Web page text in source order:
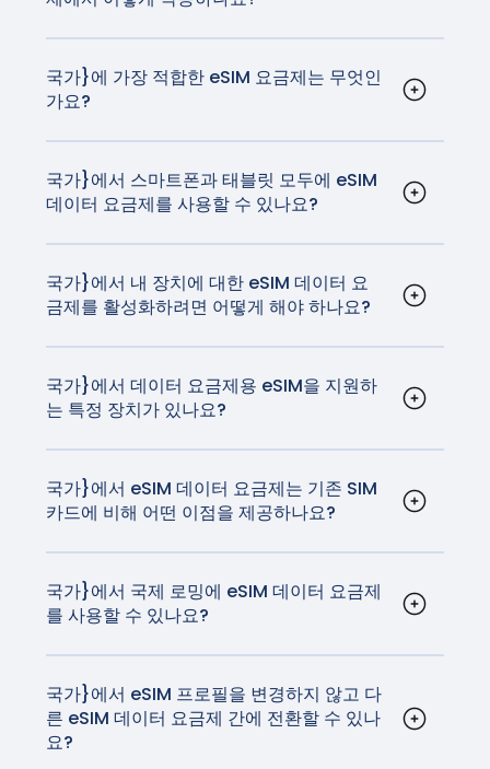
iPad Air 11인치(M2) Wi-Fi + 셀룰러*
iPad Air(3~5세대) Wi-Fi + 셀룰러
iPad mini(5세대 및 6세대) Wi-Fi + 셀룰러
* iPad Pro(M4) Wi-Fi + 셀룰러 및 iPad Air(M2) Wi-Fi +
셀룰러 모델은 eSIM으로 활성화되며 실제 SIM 카드가 없습
5
참고: 배송 국가에 따라 위에 나열된 단말기라도 eSIM이 지
원되지 않을 수 있습니다. 사용 중인 디바이스가 해당 지역에
서 이 기능을 지원하는지 제조업체에 문의하세요.
동통신사(Sprint 및 Google Fi 제외)에서 구입한 Pixel 3는
eSIM과 함께 작동하지 않습니다.
과 호환되지 않습니다.
일 데이터 요금제를 활성화할 수 있습니다. 국가}에
서는 다양한 이동 통신사에서 eSIM을 지원합니다.
습니다. 요즘 새로 구입하는 거의 모든 휴대폰에는
eSIM 기술이 탑재되어 있습니다.
국가}에 가장 적합한 eSIM 요금제는 무엇인
가요?
술을 사용하며, 현지 요금보다 훨씬 저렴한 가격으로
가장 빠르고 안정적인 네트워크에서 서핑을 즐길 수
국가}에서 스마트폰과 태블릿 모두에 eSIM
데이터 요금제를 사용할 수 있나요?
양한 기기에서 사용할 수 있습니다. 호환되는 전체
디바이스 목록은여기에서확인할 수 있습니다.
국가}에서 내 장치에 대한 eSIM 데이터 요
금제를 활성화하려면 어떻게 해야 하나요?
Android 활성화 지침은여기에서확인할 수 있습니
다.
국가}에서 데이터 요금제용 eSIM을 지원하
는 특정 장치가 있나요?
또한 일부 태블릿과 스마트워치도 호환됩니다.
국가}에서 eSIM 데이터 요금제는 기존 SIM
카드에 비해 어떤 이점을 제공하나요?
사를 변경할 수 있습니다.
국가}에서 국제 로밍에 eSIM 데이터 요금제
를 사용할 수 있나요?
신사가 부과하는 데이터 로밍 비용의 일부로 고품질
의 안정적인 네트워크와 연결을 제공합니다.
국가}에서 eSIM 프로필을 변경하지 않고 다
른 eSIM 데이터 요금제 간에 전환할 수 있나
요?